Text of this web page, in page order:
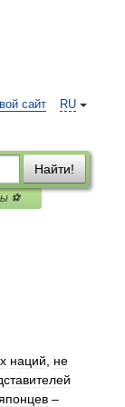
RU
сайт
Найти!
⚽
наций
не
–